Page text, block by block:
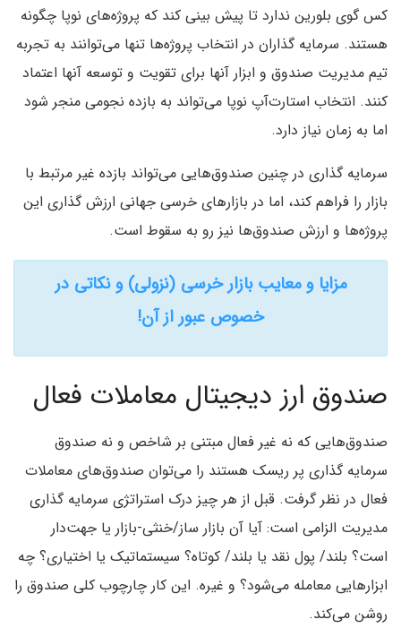
کس گوی بلورین ندارد تا پیش بینی کند که پروژه‌های نوپا چگونه
هستند. سرمایه گذاران در انتخاب پروژه‌ها تنها می‌توانند به تجربه
تیم مدیریت صندوق و ابزار آنها برای تقویت و توسعه آنها اعتماد
کنند. انتخاب استارت‌آپ نوپا می‌تواند به بازده نجومی منجر شود
اما به زمان نیاز دارد.
سرمایه گذاری در چنین صندوق‌هایی می‌تواند بازده غیر مرتبط با
بازار را فراهم کند، اما در بازارهای خرسی جهانی ارزش گذاری این
پروژه‌ها و ارزش صندوق‌ها نیز رو به سقوط است.
مزایا و معایب بازار خرسی (نزولی) و نکاتی در
خصوص عبور از آن!
صندوق ارز دیجیتال معاملات فعال
صندوق‌هایی که نه غیر فعال مبتنی بر شاخص و نه صندوق
سرمایه گذاری پر ریسک هستند را می‌توان صندوق‌های معاملات
فعال در نظر گرفت. قبل از هر چیز درک استراتژی سرمایه گذاری
مدیریت الزامی است: آیا آن بازار ساز/خنثی-بازار یا جهت‌دار
است؟ بلند/ پول نقد یا بلند/ کوتاه؟ سیستماتیک یا اختیاری؟ چه
ابزارهایی معامله می‌شود؟ و غیره. این کار چارچوب کلی صندوق را
روشن می‌کند.